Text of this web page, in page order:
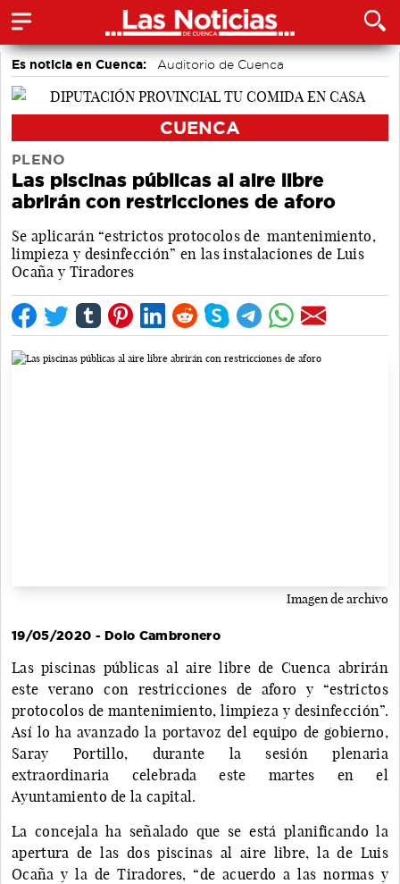
Es noticia en Cuenca: Auditorio de Cuenca
CUENCA
PLENO
Las piscinas públicas al aire libre
abrirán con restricciones de aforo
Se aplicarán “estrictos protocolos de mantenimiento,
limpieza y desinfección” en las instalaciones de Luis
Ocaña y Tiradores
Imagen de archivo
19/05/2020 - Dolo Cambronero
Las piscinas públicas al aire libre de Cuenca abrirán
este verano con restricciones de aforo y “estrictos
protocolos de mantenimiento, limpieza y desinfección”.
Así lo ha avanzado la portavoz del equipo de gobierno,
Saray Portillo, durante la sesión plenaria
extraordinaria celebrada este martes en el
Ayuntamiento de la capital.
La concejala ha señalado que se está planificando la
apertura de las dos piscinas al aire libre, la de Luis
Ocaña y la de Tiradores, “de acuerdo a las normas y